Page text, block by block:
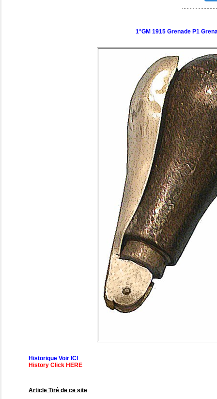
1°GM 1915 Grenade P1
Historique Voir ICI
History Click HERE
Article Tiré de ce site